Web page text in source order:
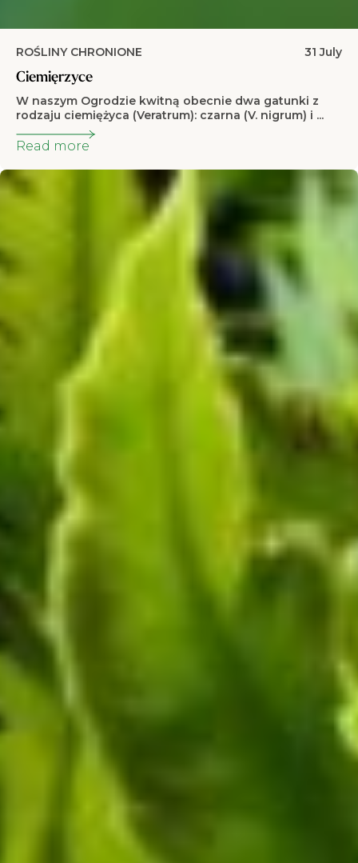
ROŚLINY CHRONIONE 31 July
Ciemięrzyce
W naszym Ogrodzie kwitną obecnie dwa gatunki z
rodzaju ciemiężyca (Veratrum): czarna (V. nigrum) i ...
Read more